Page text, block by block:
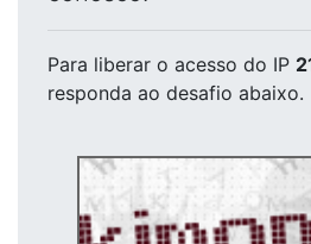
Para liberar o acesso do IP
responda ao desafio abaixo.